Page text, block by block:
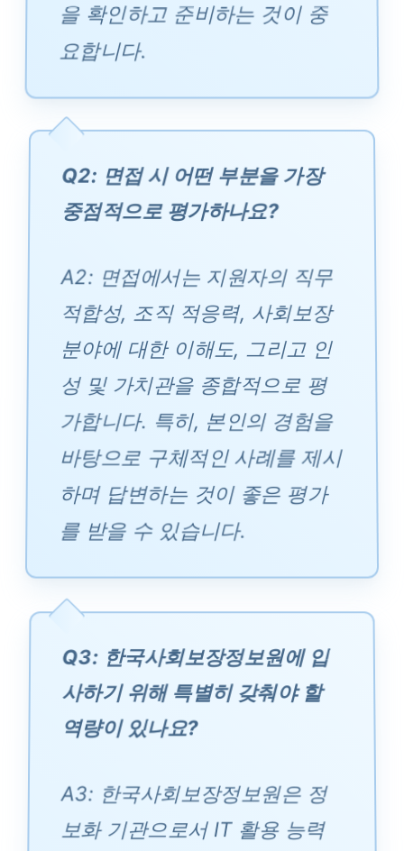
을 확인하고 준비하는 것이 중
요합니다.
Q2: 면접 시 어떤 부분을 가장
중점적으로 평가하나요?
A2: 면접에서는 지원자의 직무
적합성, 조직 적응력, 사회보장
분야에 대한 이해도, 그리고 인
성 및 가치관을 종합적으로 평
가합니다. 특히, 본인의 경험을
바탕으로 구체적인 사례를 제시
하며 답변하는 것이 좋은 평가
를 받을 수 있습니다.
Q3: 한국사회보장정보원에 입
사하기 위해 특별히 갖춰야 할
역량이 있나요?
A3: 한국사회보장정보원은 정
보화 기관으로서 IT 활용 능력